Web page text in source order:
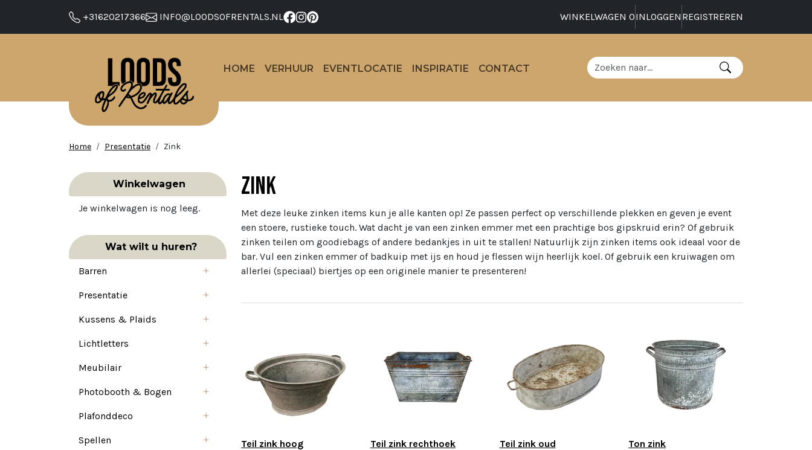
+31620217366 INFO@LOODSOFRENTALS.NL WINKELWAGEN 0INLOGGEN REGISTREREN
HOME VERHUUR EVENTLOCATIE INSPIRATIE CONTACT
Home Presentatie Zink
Winkelwagen
Je winkelwagen is nog leeg.
Wat wilt u huren?
Barren
Presentatie
Kussens & Plaids
Lichtletters
Meubilair
Photobooth & Bogen
Plafonddeco
Spellen
Zink
Met deze leuke zinken items kun je alle kanten op! Ze passen perfect op verschillende plekken en geven je event
een stoere, rustieke touch. Wat dacht je van een zinken emmer met een prachtige bos gipskruid erin? Of gebruik
zinken teilen om goodiebags of andere bedankjes in uit te stallen! Natuurlijk zijn zinken items ook ideaal voor de
bar. Vul een zinken emmer of badkuip met ijs en houd je flessen wijn heerlijk koel. Of gebruik een kruiwagen om
allerlei (speciaal) biertjes op een originele manier te presenteren!
Teil zink hoog Teil zink rechthoek Teil zink oud Ton zink